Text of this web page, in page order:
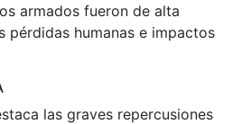
armados fueron de alta
pérdidas humanas e impactos
las graves repercusiones